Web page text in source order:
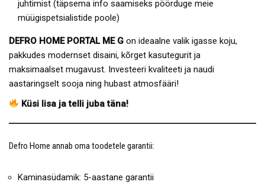
juhtimist (täpsema info saamiseks pöörduge meie
müügispetsialistide poole)
DEFRO HOME PORTAL ME G on ideaalne valik igasse koju,
pakkudes modernset disaini, kõrget kasutegurit ja
maksimaalset mugavust. Investeeri kvaliteeti ja naudi
aastaringselt sooja ning hubast atmosfääri!
Küsi lisa ja telli juba täna!
Defro Home annab oma toodetele garantii:
Kaminasüdamik: 5-aastane garantii